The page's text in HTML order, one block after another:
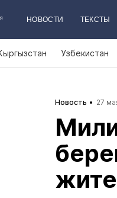
НОВОСТИ ТЕКСТЫ
Узбекистан
Новость 27